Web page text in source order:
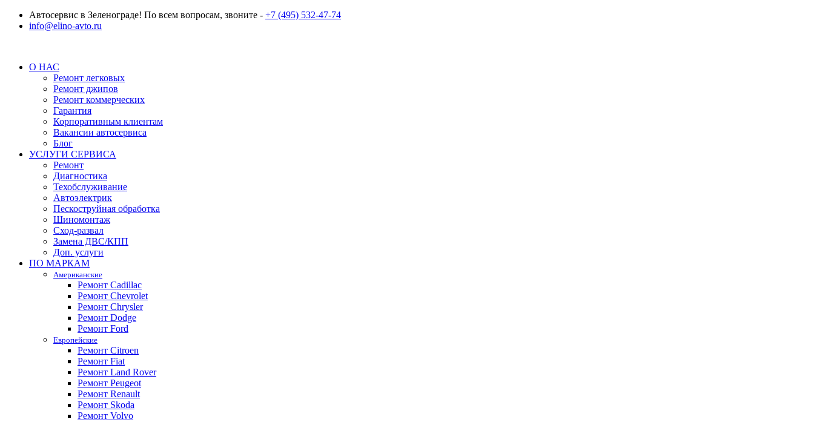
Автосервис в Зеленограде! По всем вопросам, звоните - +7 (495) 532-47-74
info@elino-avto.ru
О НАС
Ремонт легковых
Ремонт джипов
Ремонт коммерческих
Гарантия
Корпоративным клиентам
Вакансии автосервиса
Блог
УСЛУГИ СЕРВИСА
Ремонт
Диагностика
Техобслуживание
Автоэлектрик
Пескоструйная обработка
Шиномонтаж
Сход-развал
Замена ДВС/КПП
Доп. услуги
ПО МАРКАМ
Американские
Ремонт Cadillac
Ремонт Chevrolet
Ремонт Chrysler
Ремонт Dodge
Ремонт Ford
Европейские
Ремонт Citroen
Ремонт Fiat
Ремонт Land Rover
Ремонт Peugeot
Ремонт Renault
Ремонт Skoda
Ремонт Volvo